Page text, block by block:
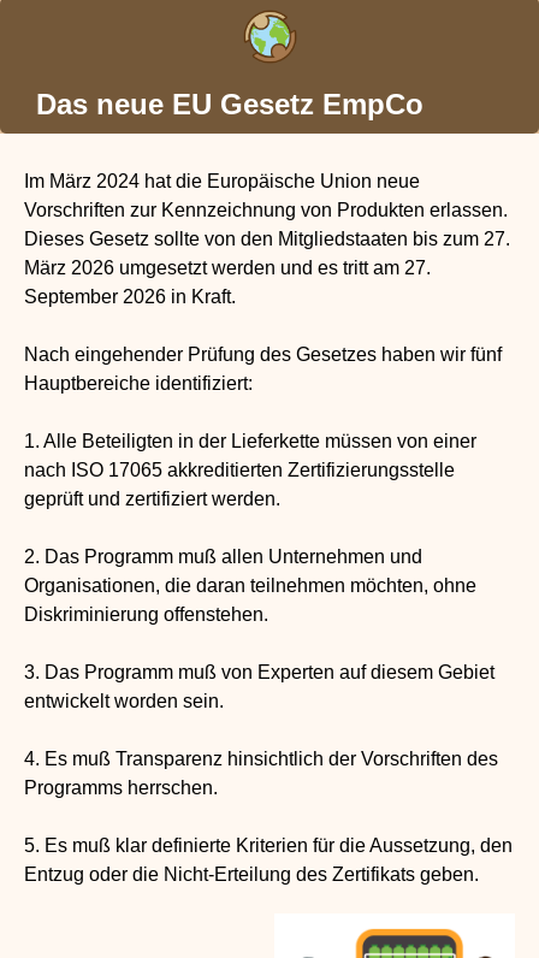
Das neue EU Gesetz EmpCo
Im März 2024 hat die Europäische Union neue
Vorschriften zur Kennzeichnung von Produkten erlassen.
Dieses Gesetz sollte von den Mitgliedstaaten bis zum 27.
März 2026 umgesetzt werden und es tritt am 27.
September 2026 in Kraft.
Nach eingehender Prüfung des Gesetzes haben wir fünf
Hauptbereiche identifiziert:
1. Alle Beteiligten in der Lieferkette müssen von einer
nach ISO 17065 akkreditierten Zertifizierungsstelle
geprüft und zertifiziert werden.
2. Das Programm muß allen Unternehmen und
Organisationen, die daran teilnehmen möchten, ohne
Diskriminierung offenstehen.
3. Das Programm muß von Experten auf diesem Gebiet
entwickelt worden sein.
4. Es muß Transparenz hinsichtlich der Vorschriften des
Programms herrschen.
5. Es muß klar definierte Kriterien für die Aussetzung, den
Entzug oder die Nicht-Erteilung des Zertifikats geben.